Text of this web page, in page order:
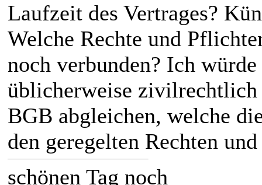
Laufzeit des Vertrages?
Welche Rechte und
noch verbunden? Ich
üblicherweise zivilrechtlich
BGB abgleichen, welche
den geregelten Rechten
schönen Tag noch